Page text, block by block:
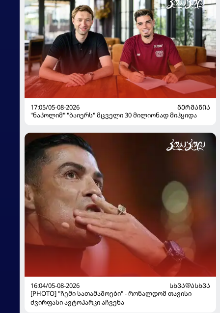
17:05/05-08-2026
ᲒᲔᲠᲛᲐᲜᲘᲐ
"ნაპოლიმ" "ბაიერს" მცველი 30 მილიონად მიჰყიდა
16:04/05-08-2026
ᲡᲮᲕᲐᲓᲐᲡᲮᲕᲐ
[PHOTO] "ჩემი სათამაშოები" - რონალდომ თავისი
ძვირფასი ავტოპარკი აჩვენა